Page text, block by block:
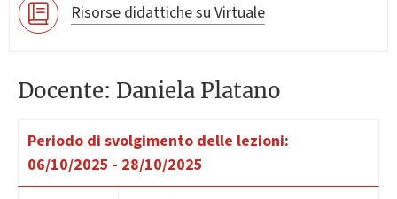
Risorse didattiche su Virtuale
Docente: Daniela Platano
Periodo di svolgimento delle lezioni:
06/10/2025 - 28/10/2025